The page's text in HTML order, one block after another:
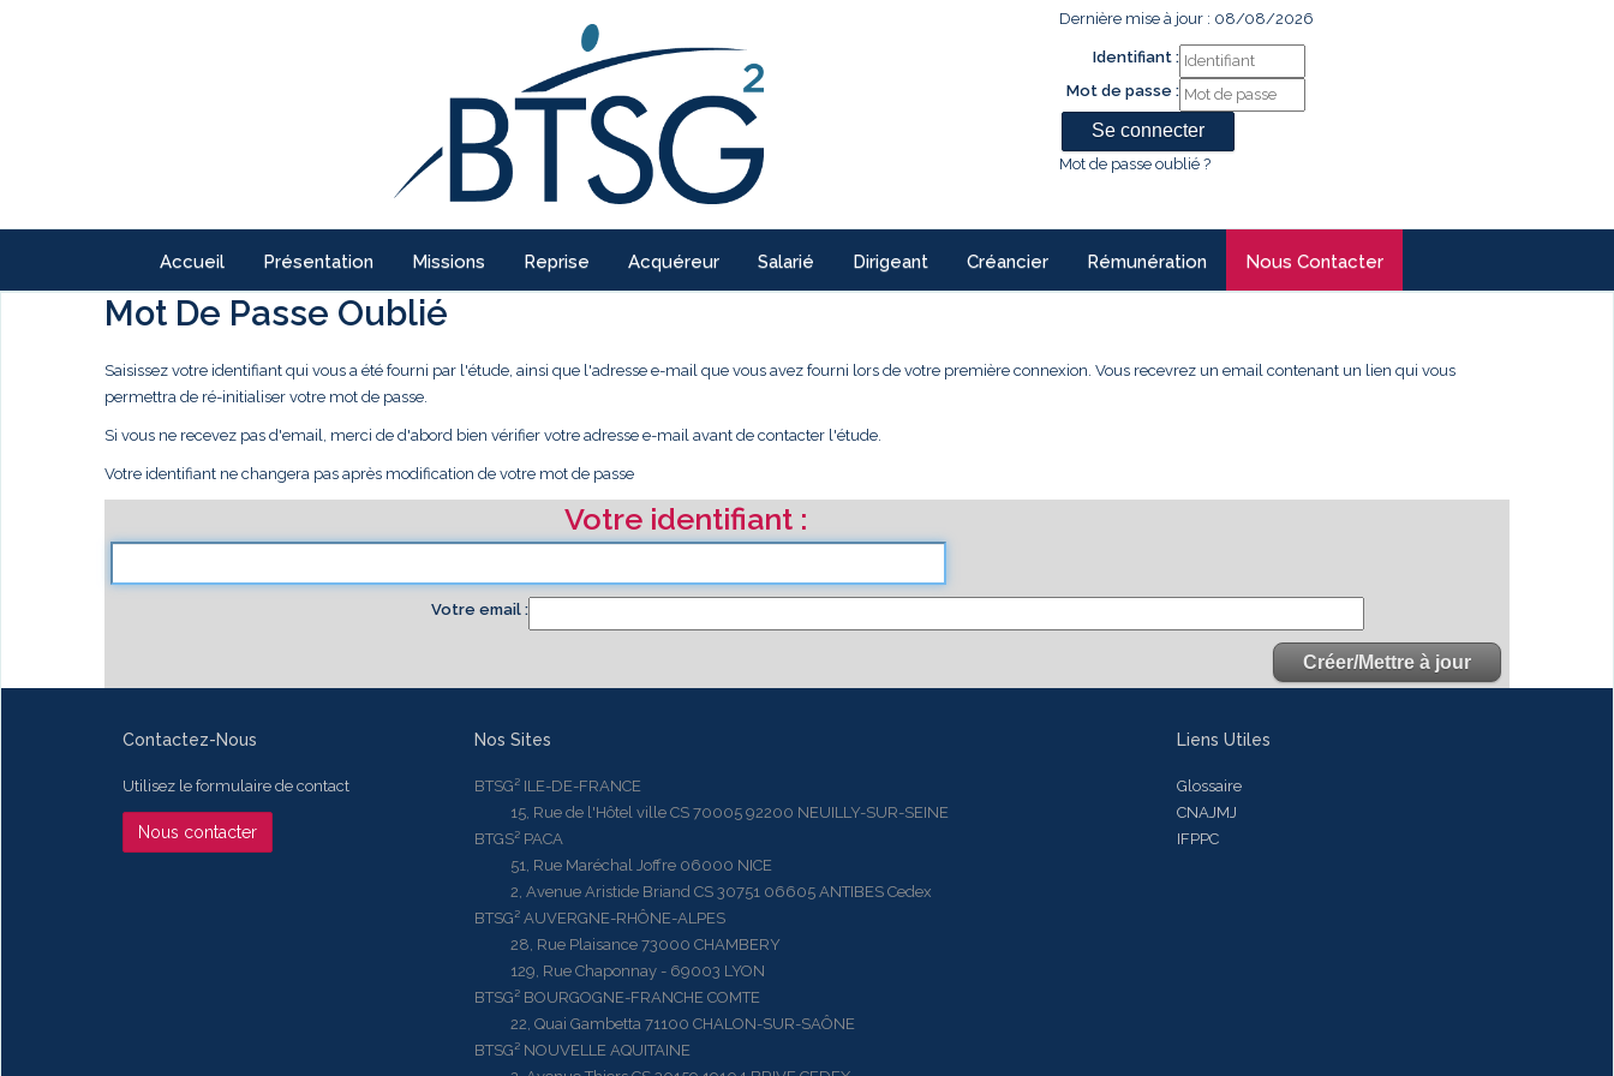
Dernière mise à jour : 08/08/2026
Identifiant :
Mot de passe :
Mot de passe oublié ?
Accueil Présentation Missions Reprise Acquéreur Salarié Dirigeant Créancier Rémunération Nous Contacter
Mot De Passe Oublié
Saisissez votre identifiant qui vous a été fourni par l'étude, ainsi que l'adresse e-mail que vous avez fourni lors de votre première connexion. Vous recevrez un email contenant un lien qui vous
permettra de ré-initialiser votre mot de passe.
Si vous ne recevez pas d'email, merci de d'abord bien vérifier votre adresse e-mail avant de contacter l'étude.
Votre identifiant ne changera pas après modification de votre mot de passe
Votre identifiant
Votre email
Contactez-Nous
Utilisez le formulaire de contact
Nous contacter
Nos Sites
BTSG² ILE-DE-FRANCE
15, Rue de l'Hôtel ville CS 70005 92200 NEUILLY-SUR-SEINE
BTGS² PACA
51, Rue Maréchal Joffre 06000 NICE
2, Avenue Aristide Briand CS 30751 06605 ANTIBES Cedex
BTSG² AUVERGNE-RHÔNE-ALPES
28, Rue Plaisance 73000 CHAMBERY
129, Rue Chaponnay - 69003 LYON
BTSG² BOURGOGNE-FRANCHE COMTE
22, Quai Gambetta 71100 CHALON-SUR-SAÔNE
BTSG² NOUVELLE AQUITAINE
Liens Utiles
Glossaire
CNAJMJ
IFPPC